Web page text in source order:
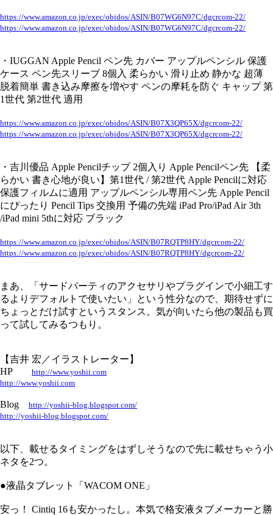
https://www.amazon.co.jp/exec/obidos/ASIN/B07WG6N97C/dgcrcom-22/
https://www.amazon.co.jp/exec/obidos/ASIN/B07WG6N97C/dgcrcom-22/
・IUGGAN Apple Pencil ペン先 カバー アップルペンシル 保護
ケース ペン先スリーブ 8個入 柔らかい 滑り止め 静かな 超薄
脱着簡単 書き込み摩擦を増やす ペンの摩耗を防ぐ キャップ 第
1世代 第2世代 適用
https://www.amazon.co.jp/exec/obidos/ASIN/B07X3QP65X/dgcrcom-22/
https://www.amazon.co.jp/exec/obidos/ASIN/B07X3QP65X/dgcrcom-22/
・吉川優品 Apple Pencilチップ 2個入り Apple Pencilペン先 【柔
らかい 書き心地が良い】第1世代 / 第2世代 Apple Pencilに対応
保護フィルムに適用 アップルペンシル専用ペン先 Apple Pencil
にぴったり Pencil Tips 交換用 予備の先端 iPad Pro/iPad Air 3th
/iPad mini 5thに対応 ブラック
https://www.amazon.co.jp/exec/obidos/ASIN/B07RQTP8HY/dgcrcom-22/
https://www.amazon.co.jp/exec/obidos/ASIN/B07RQTP8HY/dgcrcom-22/
まあ、「サードパーティのアクセサリやプラグインで小細工す
るよりデフォルトで使いたい」という性分なので、期待せずに
ちょっとだけ試すというスタンス。気が向いたら他の製品も買
って試してみるつもり。
【吉井 宏／イラストレーター】
HP http://www.yoshii.com
http://www.yoshii.com
Blog http://yoshii-blog.blogspot.com/
http://yoshii-blog.blogspot.com/
以下、載せるタイミングをはずしそうなので先に載せちゃう小
ネタを2つ。
●液晶タブレット「WACOM ONE」
安っ！ Cintiq 16も安かったし。本気で格安液タブメーカーと勝